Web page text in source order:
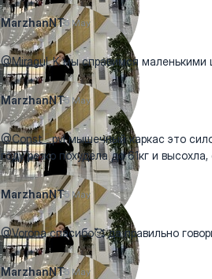
MarzhanNT5 May
@Miragul_K мы справимся маленькими
MarzhanNT5 May
@Const__pvl мышечный каркас это
году резко похудела до 61кг и
MarzhanNT5 May
@Vorona спасибо🥰 да правильно
MarzhanNT5 May